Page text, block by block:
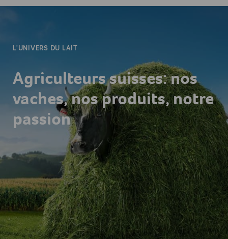
L'UNIVERS DU LAIT
Agriculteurs suisses: nos
vaches, nos produits, notre
passion